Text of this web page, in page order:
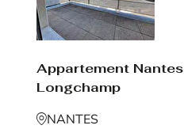
Appartement Nantes
Longchamp
NANTES